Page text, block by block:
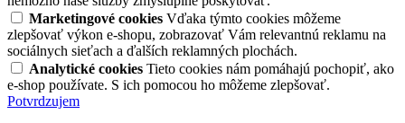
Marketingové cookies Vďaka týmto cookies môžeme
zlepšovať výkon e-shopu, zobrazovať Vám relevantnú reklamu na
sociálnych sieťach a ďalších reklamných plochách.
Analytické cookies Tieto cookies nám pomáhajú pochopiť, ako
e-shop používate. S ich pomocou ho môžeme zlepšovať.
Potvrdzujem